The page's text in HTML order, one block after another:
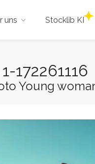
uns Stocklib KI
172261116
Young